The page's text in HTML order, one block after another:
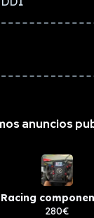
anuncios
280€